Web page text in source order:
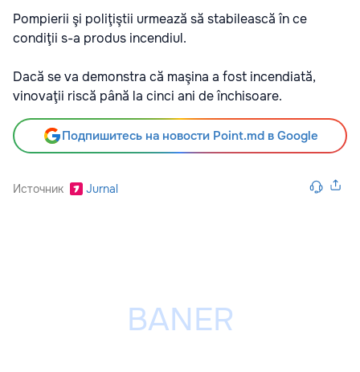
Pompierii şi poliţiştii urmează să stabilească în ce
condiţii s-a produs incendiul.
Dacă se va demonstra că maşina a fost incendiată,
vinovaţii riscă până la cinci ani de închisoare.
Подпишитесь на новости Point.md в Google
Источник Jurnal